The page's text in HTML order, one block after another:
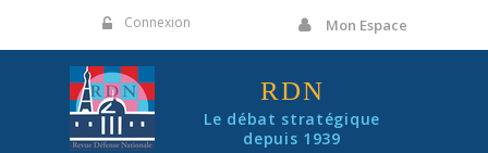
Connexion Mon Espace
RDN
Le débat stratégique
depuis 1939